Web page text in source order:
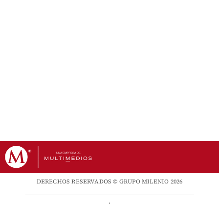
DERECHOS RESERVADOS © GRUPO MILENIO 2026